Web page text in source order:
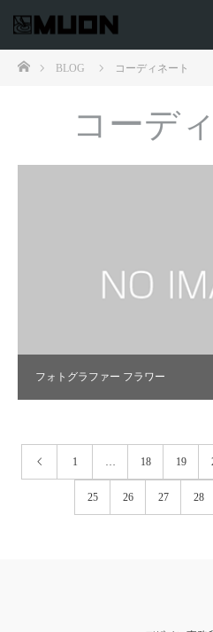
ホームBLOG コーディネート
コーデ
フォトグラファー フラワー
1 … 18 19
25 26 27 28